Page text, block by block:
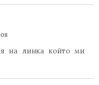
на линка който ми